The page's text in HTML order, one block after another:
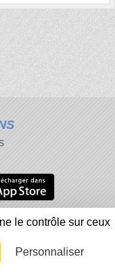
cookies
inapproprié
Connexion
le contrôle sur ceux
Personnaliser